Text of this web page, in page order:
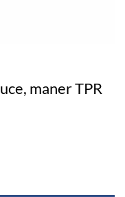
maner TPR